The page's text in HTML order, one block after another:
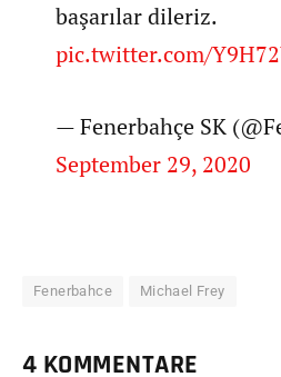
başarılar dileriz.
pic.twitter.com/
— Fenerbahçe SK
September 29, 2020
Fenerbahce Michael Frey
4 KOMMENTARE